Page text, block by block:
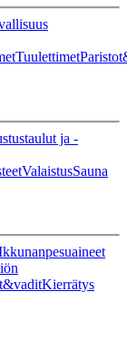
Tuulettimet
ja -
ValaistusSauna
Kierrätys